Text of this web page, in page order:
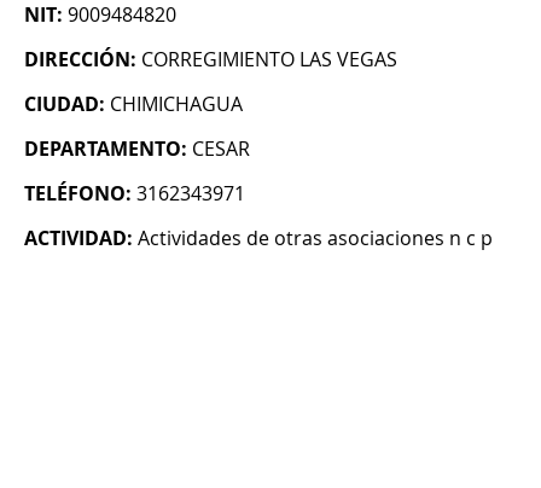
NIT: 9009484820
DIRECCIÓN: CORREGIMIENTO LAS VEGAS
CIUDAD: CHIMICHAGUA
DEPARTAMENTO: CESAR
TELÉFONO: 3162343971
ACTIVIDAD: Actividades de otras asociaciones n c p